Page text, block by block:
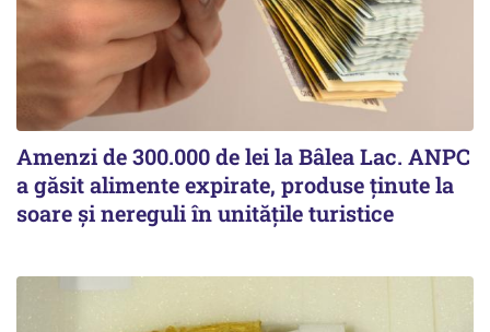
Amenzi de 300.000 de lei la Bâlea Lac. ANPC
a găsit alimente expirate, produse ținute la
soare și nereguli în unitățile turistice